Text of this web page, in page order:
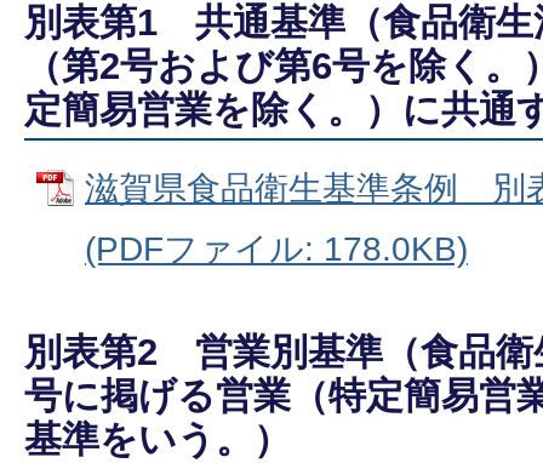
別表第1 共通基準（食品衛生
（第2号および第6号を除く
定簡易営業を除く。）に共通
滋賀県食品衛生基準条例 別
(PDFファイル: 178.0KB)
別表第2 営業別基準（食品衛
号に掲げる営業（特定簡易営
基準をいう。）